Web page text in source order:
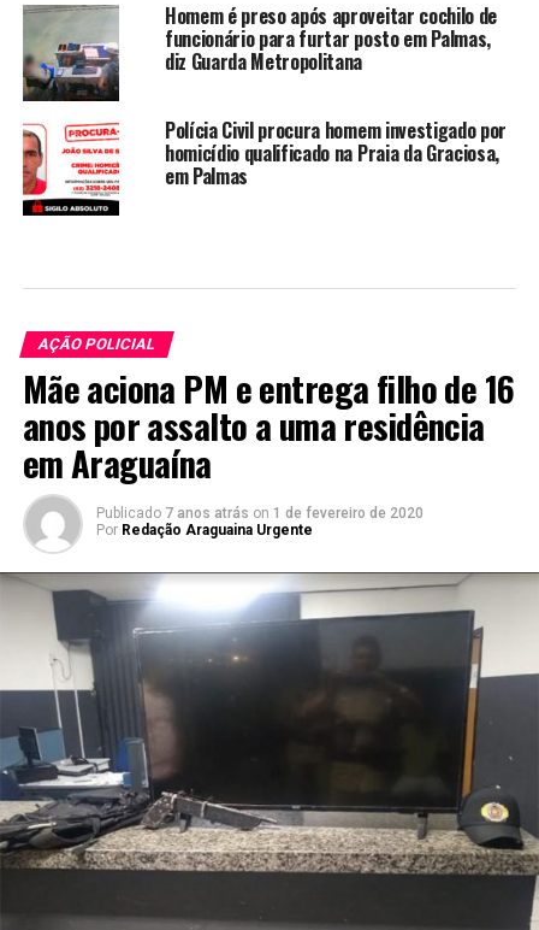
Homem é preso após aproveitar cochilo de
funcionário para furtar posto em Palmas,
diz Guarda Metropolitana
Polícia Civil procura homem investigado por
homicídio qualificado na Praia da Graciosa,
em Palmas
AÇÃO POLICIAL
Mãe aciona PM e entrega filho de 16
anos por assalto a uma residência
em Araguaína
Publicado 7 anos atrás on 1 de fevereiro de 2020
Por Redação Araguaina Urgente